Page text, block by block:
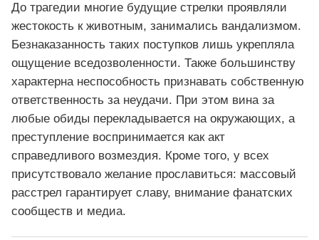
До трагедии многие будущие стрелки проявляли
жестокость к животным, занимались вандализмом.
Безнаказанность таких поступков лишь укрепляла
ощущение вседозволенности. Также большинству
характерна неспособность признавать собственную
ответственность за неудачи. При этом вина за
любые обиды перекладывается на окружающих, а
преступление воспринимается как акт
справедливого возмездия. Кроме того, у всех
присутствовало желание прославиться: массовый
расстрел гарантирует славу, внимание фанатских
сообществ и медиа.